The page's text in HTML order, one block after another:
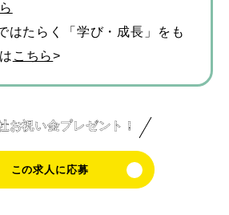
はたらく「学び・成長」をも
こちら>
お祝い金プレゼント！
この求人に応募